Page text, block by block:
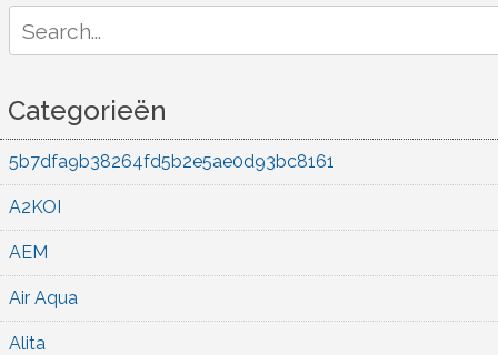
for:
Categorieën
5b7dfa9b38264fd5b2e5ae0d93bc8161
A2KOI
AEM
Air Aqua
Alita